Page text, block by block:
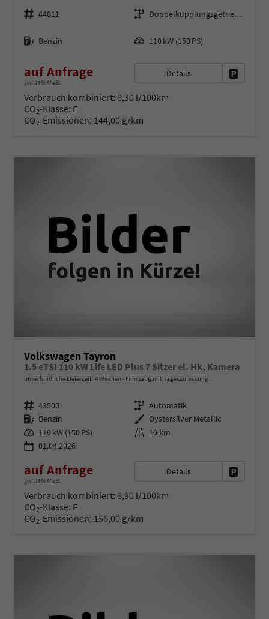
Fahrzeugnr.
44011
Getriebe
Doppelkupplungsgetriebe (DSG)
Kraftstoff
Benzin 110 kW (150 PS)
auf Anfrage
inkl. 19% MwSt.
Details
Verbrauch kombiniert: 6,30 l/100km
CO2-Klasse: E
CO2-Emissionen: 144,00 g/km
Volkswagen Tayron
1.5 eTSI 110 kW Life LED Plus 7 Sitzer el. Hk, Kamera
unverbindliche Lieferzeit: 4 Wochen Fahrzeug mit Tageszulassung
Fahrzeugnr. 43500 Getriebe Automatik
Kraftstoff Benzin Außenfarbe Oystersilver Metallic
Leistung 110 kW (150 PS) Kilometerstand 10 km
01.04.2026
auf Anfrage
inkl. 19% MwSt.
Details
Verbrauch kombiniert: 6,90 l/100km
CO2-Klasse: F
CO2-Emissionen: 156,00 g/km